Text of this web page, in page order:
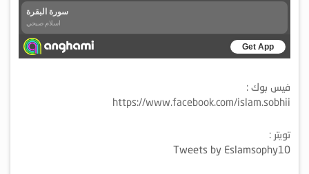
فيس بوك :
https://www.facebook.com/islam.sobhii
تويتر :
Tweets by Eslamsophy10